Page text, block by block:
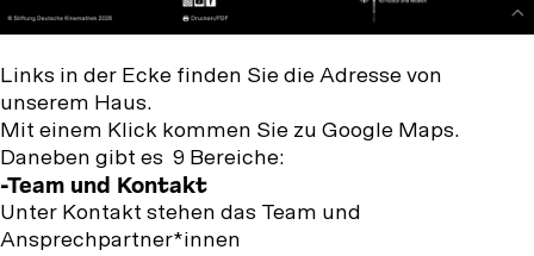
Links in der Ecke finden Sie die Adresse von
unserem Haus.
Mit einem Klick kommen Sie zu Google Maps.
Daneben gibt es 9 Bereiche:
-Team und Kontakt
Unter Kontakt stehen das Team und
Ansprechpartner*innen